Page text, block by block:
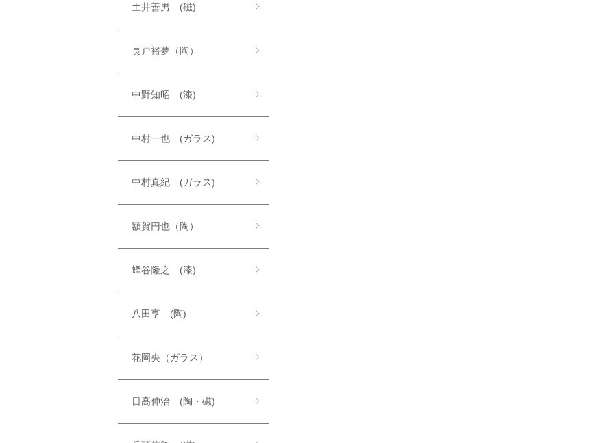
土井善男 (磁)
長戸裕夢（陶）
中野知昭 (漆)
中村一也 (ガラス)
中村真紀 (ガラス)
額賀円也（陶）
蜂谷隆之 (漆)
八田亨 (陶)
花岡央（ガラス）
日高伸治 (陶・磁)